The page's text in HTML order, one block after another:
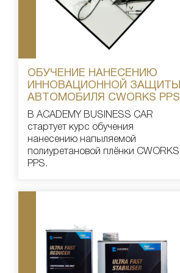
ОБУЧЕНИЕ НАНЕСЕНИЮ
ИННОВАЦИОННОЙ ЗАЩИТЫ
АВТОМОБИЛЯ CWORKS PPS
В ACADEMY BUSINESS CAR
стартует курс обучения
нанесению напыляемой
полиуретановой плёнки CWORKS
PPS.